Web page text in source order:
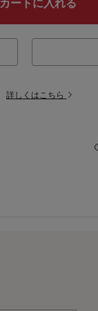
カートに入れる
詳しくはこちら